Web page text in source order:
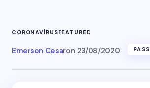
CORONAVÍRUSFEATURED
Emerson Cesaron 23/08/2020